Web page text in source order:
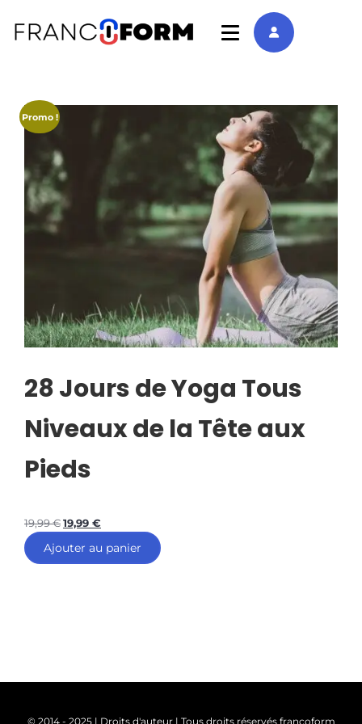
Promo !
28 Jours de Yoga Tous
Niveaux de la Tête aux
Pieds
19,99€19,99 €
Ajouter au panier
© 2014 - 2025 | Droits d'auteur | Tous droits réservés francoform